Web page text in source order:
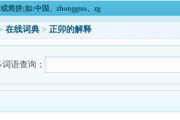
简拼;如:中国、zhongguo、zg
在线词典 > 正卯的解释
词语查询：